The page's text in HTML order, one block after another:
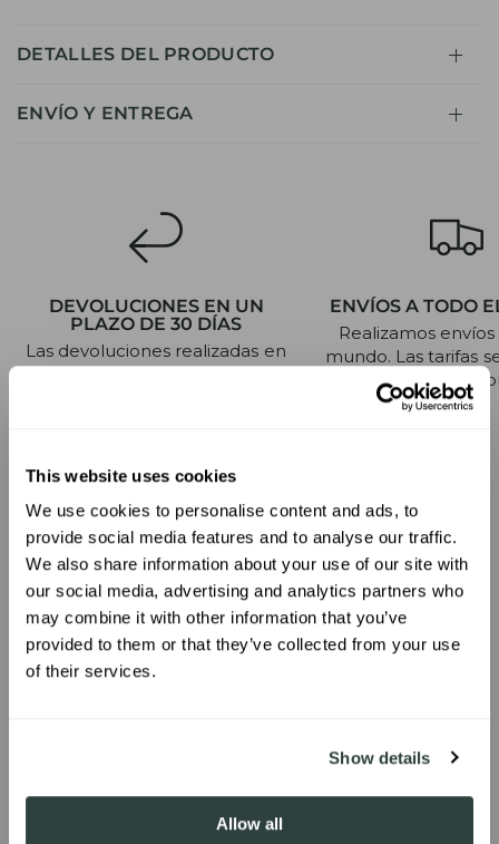
This website uses cookies
We use cookies to personalise content and ads, to
provide social media features and to analyse our traffic.
We also share information about your use of our site with
our social media, advertising and analytics partners who
may combine it with other information that you’ve
provided to them or that they’ve collected from your use
of their services.
Show details
Allow all
DETALLES DEL PRODUCTO
ENVÍO Y ENTREGA
DEVOLUCIONES EN UN
PLAZO DE 30 DÍAS
Las devoluciones realizadas en
un plazo de 30 días reciben un
ENVÍOS A TODO
Realizamos
mundo. Las tarifas
al finalizar la
FAQ
¿Qué métodos de pago puedo utilizar?
¿Cuánto tarda en llegar mi pedido?
¿Cuáles son las tarifas de envío?
¿Cómo puedo devolver total o parcialmente
UNLOCK 10% OFF
Sign up to receive 10% off your first
order.